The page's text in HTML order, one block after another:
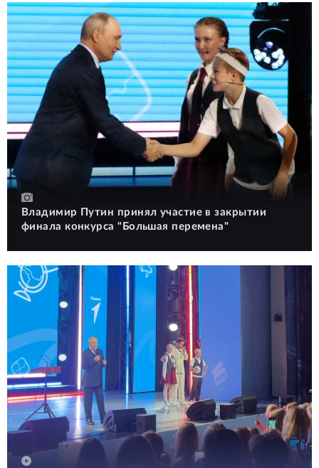
Владимир Путин принял участие в закрытии
финала конкурса "Большая перемена"